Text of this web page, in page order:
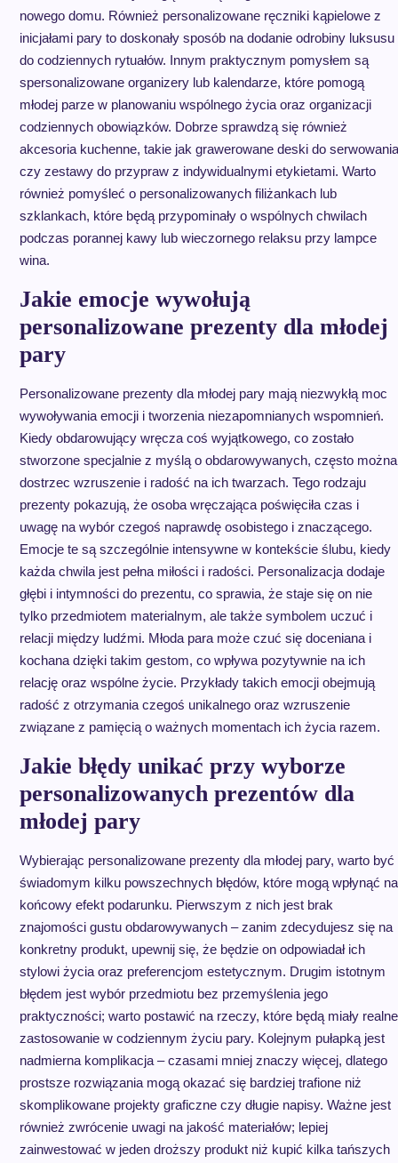
nowego domu. Również personalizowane ręczniki kąpielowe z
inicjałami pary to doskonały sposób na dodanie odrobiny luksusu
do codziennych rytuałów. Innym praktycznym pomysłem są
spersonalizowane organizery lub kalendarze, które pomogą
młodej parze w planowaniu wspólnego życia oraz organizacji
codziennych obowiązków. Dobrze sprawdzą się również
akcesoria kuchenne, takie jak grawerowane deski do serwowania
czy zestawy do przypraw z indywidualnymi etykietami. Warto
również pomyśleć o personalizowanych filiżankach lub
szklankach, które będą przypominały o wspólnych chwilach
podczas porannej kawy lub wieczornego relaksu przy lampce
wina.
Jakie emocje wywołują
personalizowane prezenty dla młodej
pary
Personalizowane prezenty dla młodej pary mają niezwykłą moc
wywoływania emocji i tworzenia niezapomnianych wspomnień.
Kiedy obdarowujący wręcza coś wyjątkowego, co zostało
stworzone specjalnie z myślą o obdarowywanych, często można
dostrzec wzruszenie i radość na ich twarzach. Tego rodzaju
prezenty pokazują, że osoba wręczająca poświęciła czas i
uwagę na wybór czegoś naprawdę osobistego i znaczącego.
Emocje te są szczególnie intensywne w kontekście ślubu, kiedy
każda chwila jest pełna miłości i radości. Personalizacja dodaje
głębi i intymności do prezentu, co sprawia, że staje się on nie
tylko przedmiotem materialnym, ale także symbolem uczuć i
relacji między ludźmi. Młoda para może czuć się doceniana i
kochana dzięki takim gestom, co wpływa pozytywnie na ich
relację oraz wspólne życie. Przykłady takich emocji obejmują
radość z otrzymania czegoś unikalnego oraz wzruszenie
związane z pamięcią o ważnych momentach ich życia razem.
Jakie błędy unikać przy wyborze
personalizowanych prezentów dla
młodej pary
Wybierając personalizowane prezenty dla młodej pary, warto być
świadomym kilku powszechnych błędów, które mogą wpłynąć na
końcowy efekt podarunku. Pierwszym z nich jest brak
znajomości gustu obdarowywanych – zanim zdecydujesz się na
konkretny produkt, upewnij się, że będzie on odpowiadał ich
stylowi życia oraz preferencjom estetycznym. Drugim istotnym
błędem jest wybór przedmiotu bez przemyślenia jego
praktyczności; warto postawić na rzeczy, które będą miały realne
zastosowanie w codziennym życiu pary. Kolejnym pułapką jest
nadmierna komplikacja – czasami mniej znaczy więcej, dlatego
prostsze rozwiązania mogą okazać się bardziej trafione niż
skomplikowane projekty graficzne czy długie napisy. Ważne jest
również zwrócenie uwagi na jakość materiałów; lepiej
zainwestować w jeden droższy produkt niż kupić kilka tańszych